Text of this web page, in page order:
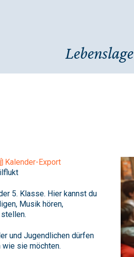
Lebenslage
Kalender-Export
5. Klasse. Hier kannst du
Musik hören,
und Jugendlichen dürfen
sie möchten.